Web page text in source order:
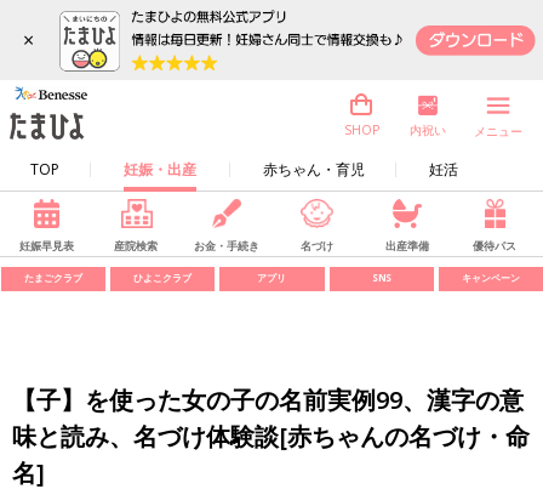
×
TOP 妊娠・出産 赤ちゃん・育児 妊活
SHOP 内祝い メニュー
妊娠早見表 産院検索 お金・手続き 名づけ 出産準備 優待パス
たまごクラブ ひよこクラブ アプリ SNS キャンペーン
【子】を使った女の子の名前実例99、漢字の意
味と読み、名づけ体験談[赤ちゃんの名づけ・命
名]